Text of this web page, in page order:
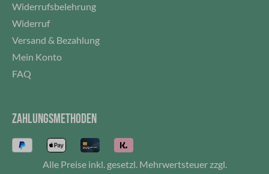
Widerrufsbelehrung
Widerruf
Versand & Bezahlung
Mein Konto
FAQ
ZAHLUNGSMETHODEN
Alle Preise inkl. gesetzl. Mehrwertsteuer zzgl.